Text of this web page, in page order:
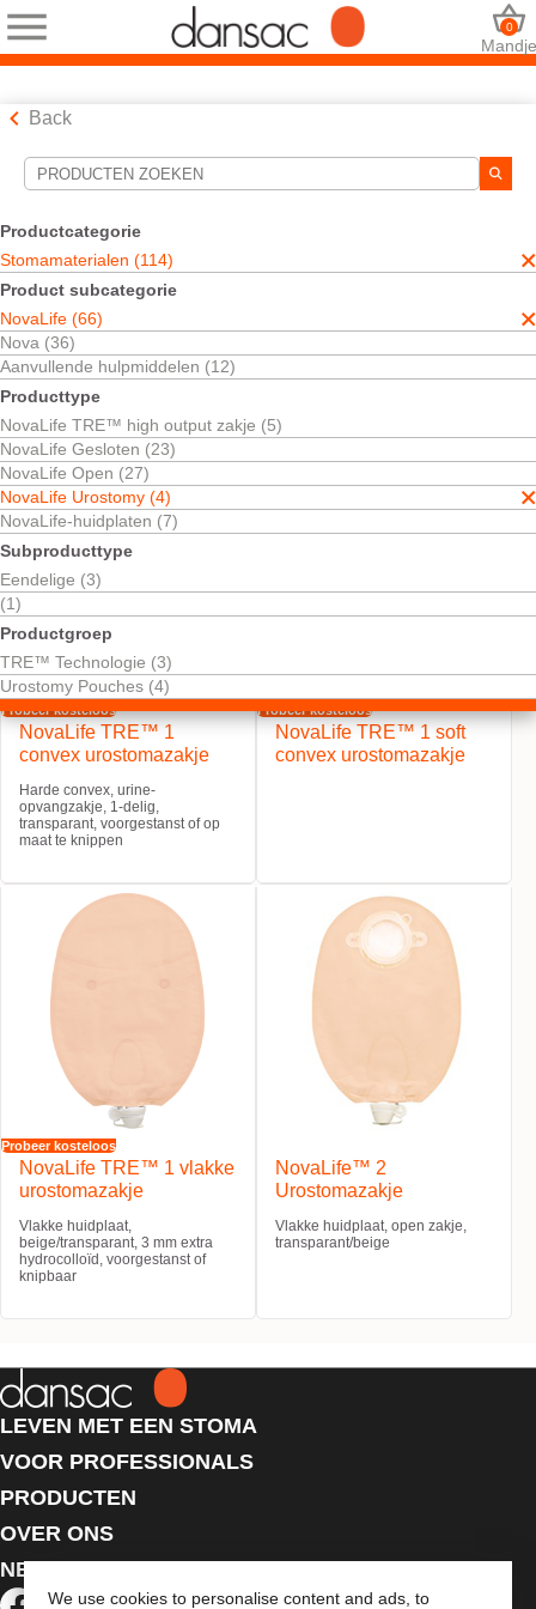
We use cookies to personalise content and ads, to
Mandje
0
Back
Productcategorie
Stomamaterialen (114)
Product subcategorie
NovaLife (66)
Nova (36)
Aanvullende hulpmiddelen (12)
Producttype
NovaLife TRE™ high output zakje (5)
NovaLife Gesloten (23)
NovaLife Open (27)
NovaLife Urostomy (4)
NovaLife-huidplaten (7)
Subproducttype
Eendelige (3)
(1)
Productgroep
TRE™ Technologie (3)
Urostomy Pouches (4)
Hulpmiddelen voor zoekopdrachten
Uw selecties:
Stomamaterialen
NovaLife
NovaLife Urostomy
Uw selectie komt overeen met4resultaten
Sorteren op:
Probeer kosteloos
NovaLife TRE™ 1
convex urostomazakje
Harde convex, urine-
opvangzakje, 1-delig,
transparant, voorgestanst of op
maat te knippen
Probeer kosteloos
NovaLife TRE™ 1 soft
convex urostomazakje
Probeer kosteloos
NovaLife TRE™ 1 vlakke
urostomazakje
Vlakke huidplaat,
beige/transparant, 3 mm extra
hydrocolloïd, voorgestanst of
knipbaar
NovaLife™ 2
Urostomazakje
Vlakke huidplaat, open zakje,
transparant/beige
LEVEN MET EEN STOMA
VOOR PROFESSIONALS
PRODUCTEN
OVER ONS
NEEM CONTACT MET ONS OP